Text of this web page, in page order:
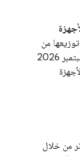
من
خلال &quot;متجر Play&quot; قبل 30 سبتمبر 2026
من خلال